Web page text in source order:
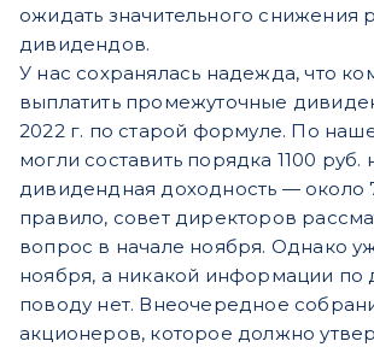
ожидать значительного снижения
дивидендов.
У нас сохранялась надежда, что
выплатить промежуточные
2022 г. по старой формуле. По
могли составить порядка 1100 руб.
дивидендная доходность — около
правило, совет директоров
вопрос в начале ноября. Однако
ноября, а никакой информации по
поводу нет. Внеочередное
акционеров, которое должно